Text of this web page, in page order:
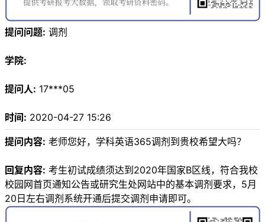
提问问题: 调剂
学院:
提问人: 17***05
时间: 2020-04-27 15:26
提问内容: 老师您好，学科英语365调剂到贵校希望大吗？
回复内容: 考生初试成绩须达到2020年国家B区线，符合我校
校园网首页通知公告或研究生处网站中的基本调剂要求，5月
20日左右调剂系统开通后提交调剂申请即可。